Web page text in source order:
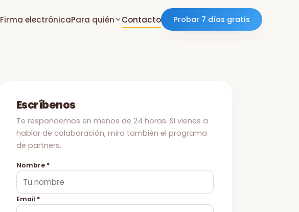
Firma electrónicaPara quién Contacto Probar 7 días gratis
Escríbenos
Te respondemos en menos de 24 horas. Si vienes a
hablar de colaboración, mira también el programa
de partners.
Nombre *
Email *